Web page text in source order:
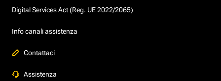
Digital Services Act (Reg. UE 2022/2065)
Info canali assistenza
Contattaci
Assistenza